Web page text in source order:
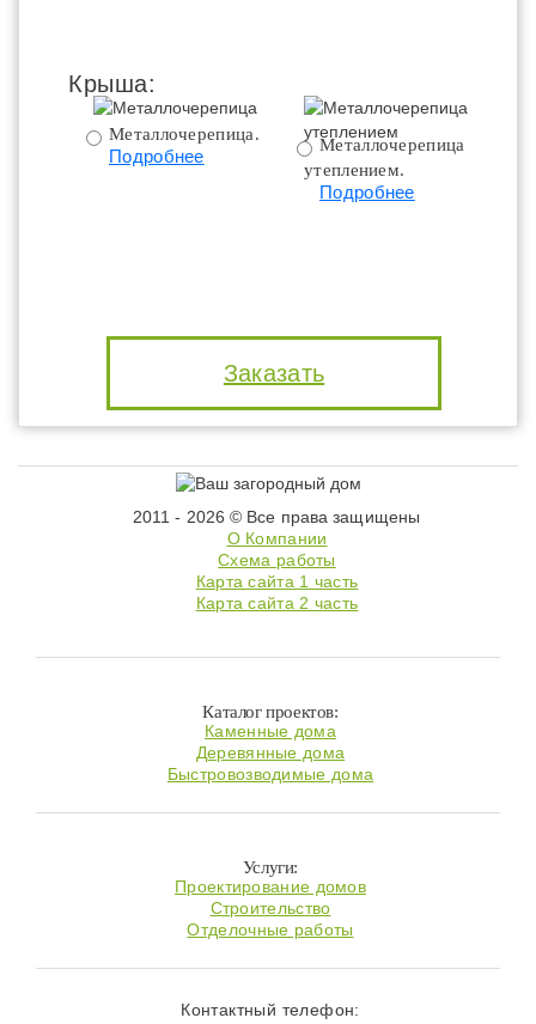
Крыша:
Металлочерепица.
Подробнее
Металлочерепица с
утеплением.
Подробнее
Заказать
2011 - 2026 © Все права защищены
О Компании
Схема работы
Карта сайта 1 часть
Карта сайта 2 часть
Каталог проектов:
Каменные дома
Деревянные дома
Быстровозводимые дома
Услуги:
Проектирование домов
Строительство
Отделочные работы
Контактный телефон: